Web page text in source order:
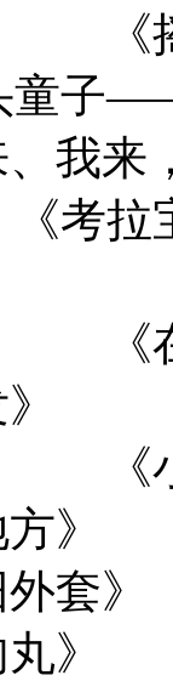
》 《
子——
、我
拉
》
发》
》
地方
套》
丸